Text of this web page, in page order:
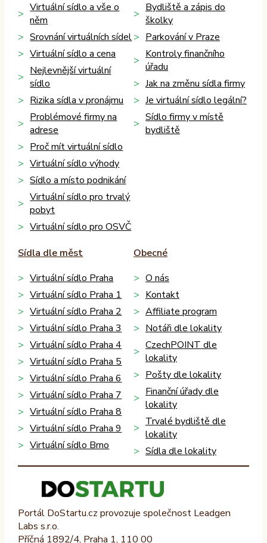
Virtuální sídlo a vše o
něm
Srovnání virtuálních sídel
Virtuální sídlo a cena
Nejlevnější virtuální
sídlo
Rizika sídla v pronájmu
Problémové firmy na
adrese
Proč mít virtuální sídlo
Virtuální sídlo výhody
Sídlo a místo podnikání
Virtuální sídlo pro trvalý
pobyt
Virtuální sídlo pro OSVČ
Bydliště a zápis do
školky
Parkování v Praze
Kontroly finančního
úřadu
Jak na změnu sídla firmy
Je virtuální sídlo legální?
Sídlo firmy v místě
bydliště
Sídla dle měst
Virtuální sídlo Praha
Virtuální sídlo Praha 1
Virtuální sídlo Praha 2
Virtuální sídlo Praha 3
Virtuální sídlo Praha 4
Virtuální sídlo Praha 5
Virtuální sídlo Praha 6
Virtuální sídlo Praha 7
Virtuální sídlo Praha 8
Virtuální sídlo Praha 9
Virtuální sídlo Brno
Obecné
O nás
Kontakt
Affiliate program
Notáři dle lokality
CzechPOINT dle
lokality
Pošty dle lokality
Finanční úřady dle
lokality
Trvalé bydliště dle
lokality
Sídla dle lokality
Portál DoStartu.cz provozuje společnost Leadgen
Labs s.r.o.
Příčná 1892/4, Praha 1, 110 00